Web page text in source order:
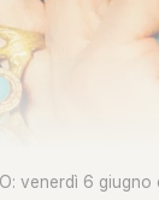
venerdì 6